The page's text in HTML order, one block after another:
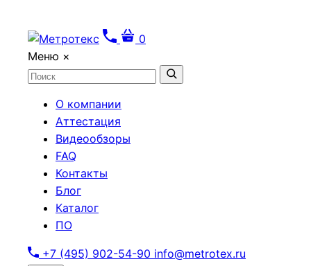
0
Меню ×
О компании
Аттестация
Видеообзоры
FAQ
Контакты
Блог
Каталог
ПО
+7 (495) 902-54-90 info@metrotex.ru